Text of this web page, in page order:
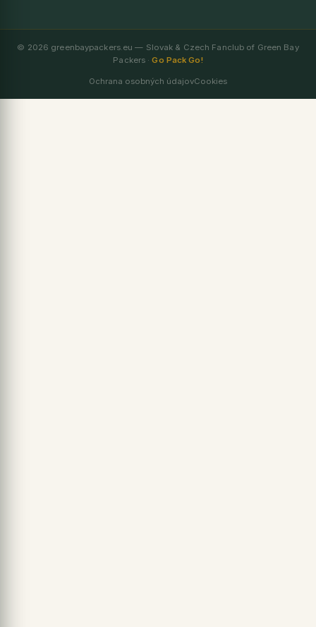
© 2026 greenbaypackers.eu — Slovak & Czech Fanclub of Green Bay
Packers ·Go Pack Go!
Ochrana osobných údajovCookies